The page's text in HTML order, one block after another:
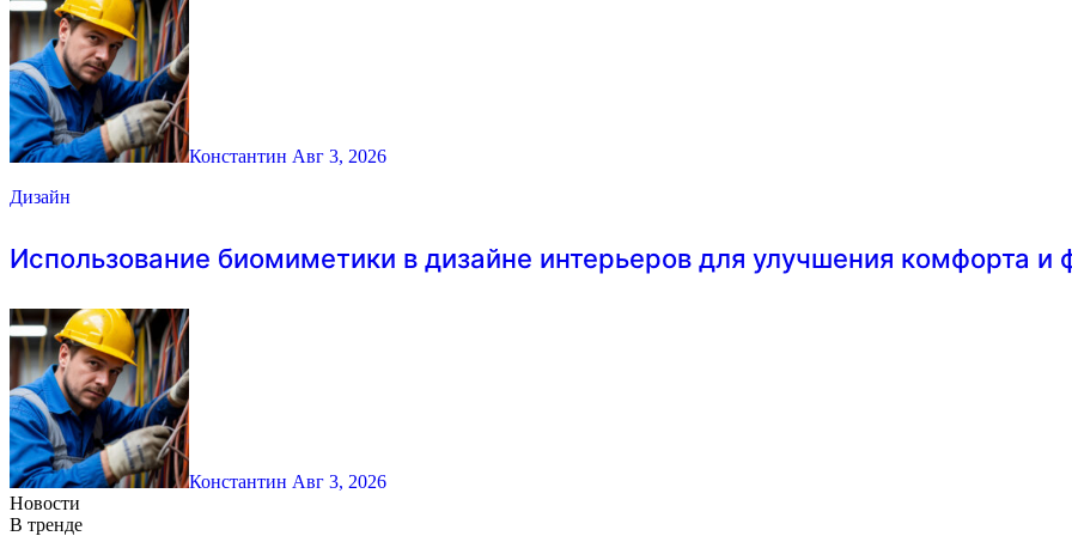
Константин Авг 3, 2026
Дизайн
Использование биомиметики в дизайне интерьеров для улучшения комфорта и
Константин Авг 3, 2026
Новости
В тренде